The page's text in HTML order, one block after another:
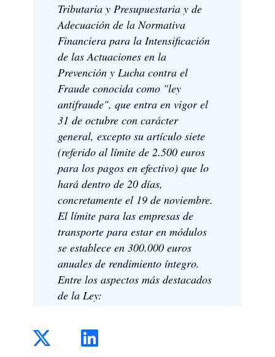
Tributaria y Presupuestaria y de
Adecuación de la Normativa
Financiera para la Intensificación
de las Actuaciones en la
Prevención y Lucha contra el
Fraude conocida como "ley
antifraude", que entra en vigor el
31 de octubre con carácter
general, excepto su artículo siete
(referido al límite de 2.500 euros
para los pagos en efectivo) que lo
hará dentro de 20 días,
concretamente el 19 de noviembre.
El límite para las empresas de
transporte para estar en módulos
se establece en 300.000 euros
anuales de rendimiento íntegro.
Entre los aspectos más destacados
de la Ley: